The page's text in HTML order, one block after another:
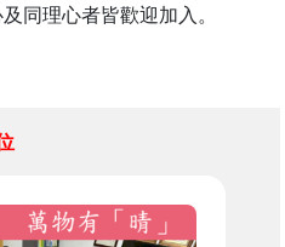
同理心者皆歡迎加入。